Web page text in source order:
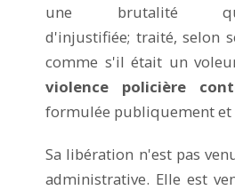
une brutalité
d'injustifiée; traité, selon
comme s'il était un
violence policière
formulée publiquement et
Sa libération n'est pas
administrative. Elle est